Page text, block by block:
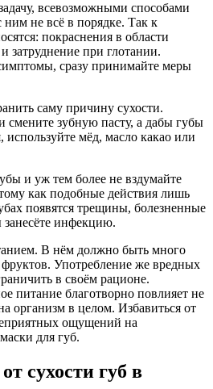
всевозможными способами
ним не всё в порядке. Так к
покраснения в области
затруднение при глотании.
сразу принимайте меры
саму причину сухости.
зубную пасту, а дабы губы
мёд, масло какао или
и уж тем более не вздумайте
как подобные действия лишь
появятся трещины, болезненные
занесёте инфекцию.
В нём должно быть много
Употребление же вредных
в своём рационе.
питание благотворно повлияет не
организм в целом. Избавиться от
ощущений на
для губ.
сухости губ в